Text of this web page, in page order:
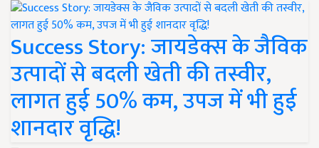
Success Story: जायडेक्स के जैविक
उत्पादों से बदली खेती की तस्वीर,
लागत हुई 50% कम, उपज में भी हुई
शानदार वृद्धि!